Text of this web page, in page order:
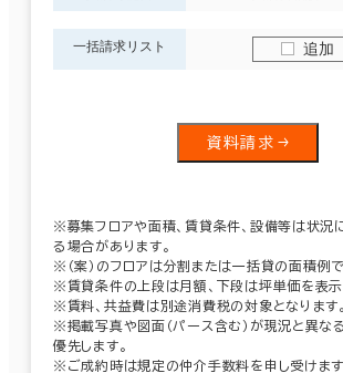
一括請求リスト 追加
資料請求
※募集フロアや面積、賃貸条件、設備等は状況
る場合があります。
※（案）のフロアは分割または一括貸の面積例で
※賃貸条件の上段は月額、下段は坪単価を表示
※賃料、共益費は別途消費税の対象となります。
※掲載写真や図面（パース含む）が現況と異な
優先します。
※ご成約時は規定の仲介手数料を申し受けます